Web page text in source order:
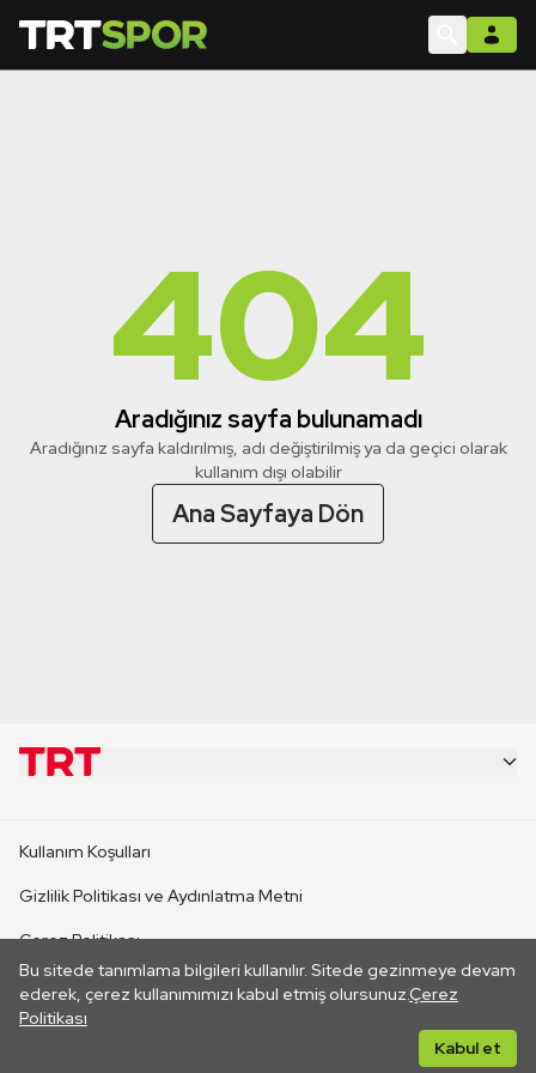
404
Aradığınız sayfa bulunamadı
Aradığınız sayfa kaldırılmış, adı değiştirilmiş ya da geçici olarak
kullanım dışı olabilir
Ana Sayfaya Dön
Bu sitede tanımlama bilgileri kullanılır. Sitede gezinmeye devam
ederek, çerez kullanımımızı kabul etmiş olursunuz.Çerez
Politikası
Kabul et
CANLI YAYINLAR
Kullanım Koşulları
Gizlilik Politikası ve Aydınlatma Metni
Çerez Politikası
İletişim
Her hakkı saklıdır. ©2026 TRT. Bağlantı yoluyla gidilen dış